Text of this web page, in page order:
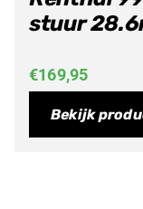
stuur
€169,95
Bekijk